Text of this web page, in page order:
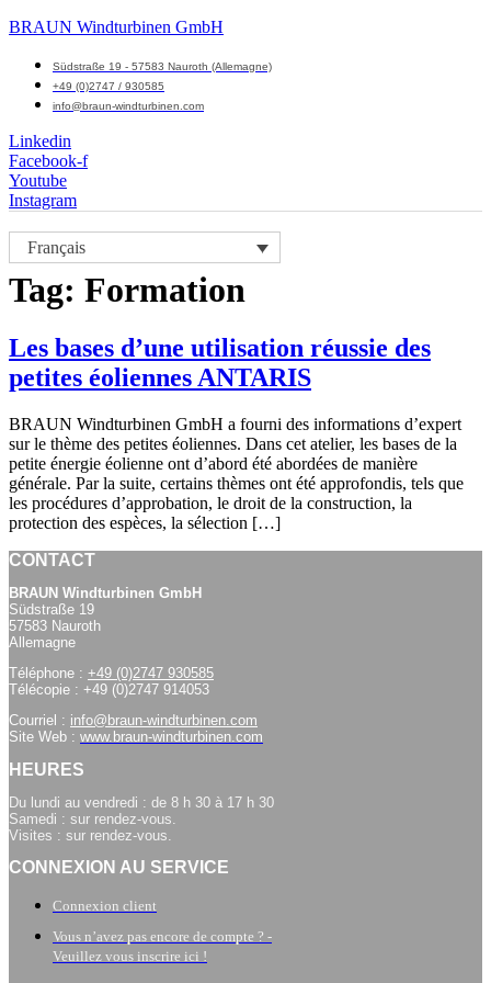
BRAUN Windturbinen GmbH
Südstraße 19 - 57583 Nauroth (Allemagne)
+49 (0)2747 / 930585
info@braun-windturbinen.com
Linkedin
Facebook-f
Youtube
Instagram
Français
Tag: Formation
Les bases d’une utilisation réussie des
petites éoliennes ANTARIS
BRAUN Windturbinen GmbH a fourni des informations d’expert
sur le thème des petites éoliennes. Dans cet atelier, les bases de la
petite énergie éolienne ont d’abord été abordées de manière
générale. Par la suite, certains thèmes ont été approfondis, tels que
les procédures d’approbation, le droit de la construction, la
protection des espèces, la sélection […]
CONTACT
BRAUN Windturbinen GmbH
Südstraße 19
57583 Nauroth
Allemagne
Téléphone : +49 (0)2747 930585
Télécopie : +49 (0)2747 914053
Courriel : info@braun-windturbinen.com
Site Web : www.braun-windturbinen.com
HEURES
Du lundi au vendredi : de 8 h 30 à 17 h 30
Samedi : sur rendez-vous.
Visites : sur rendez-vous.
CONNEXION AU SERVICE
Connexion client
Vous n’avez pas encore de compte ? -
Veuillez vous inscrire ici !